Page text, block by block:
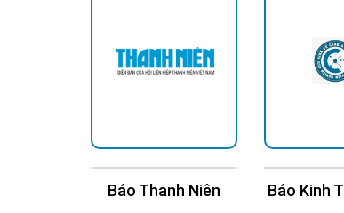
Báo Thanh Niên Báo Kinh